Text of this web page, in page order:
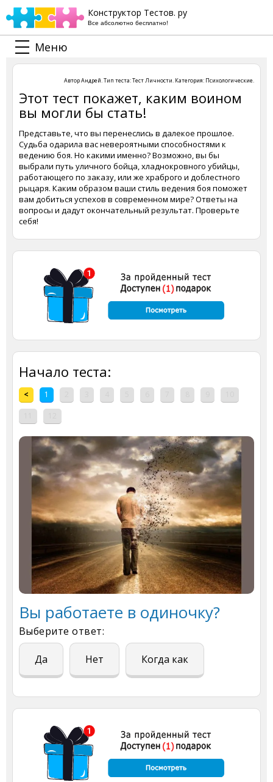
Конструктор Тестов. ру
Все абсолютно бесплатно!
Меню
АвторАндрей. Тип теста:Тест Личности. Категория: Психологические.
Этот тест покажет, каким воином
вы могли бы стать!
Представьте, что вы перенеслись в далекое прошлое.
Судьба одарила вас невероятными способностями к
ведению боя. Но какими именно? Возможно, вы бы
выбрали путь уличного бойца, хладнокровного убийцы,
работающего по заказу, или же храброго и доблестного
рыцаря. Каким образом ваши стиль ведения боя поможет
вам добиться успехов в современном мире? Ответы на
вопросы и дадут окончательный результат. Проверьте
себя!
Начало теста:
< 1
Вы работаете в одиночку?
Выберите ответ:
Да Нет Когда как